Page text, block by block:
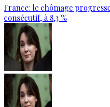
France: le chômage
consécutif, à 8,3 %